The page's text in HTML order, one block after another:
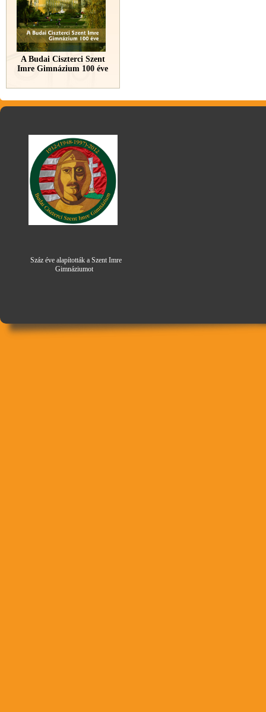
A Budai Ciszterci Szent
Imre Gimnázium 100 éve
Száz éve alapították a Szent Imre
Gimnáziumot